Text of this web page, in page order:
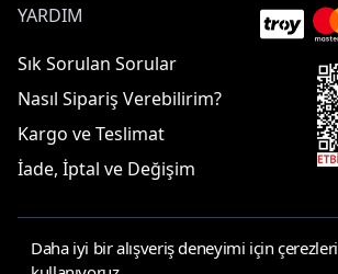
YARDIM
Sık Sorulan Sorular
Nasıl Sipariş Verebilirim?
Kargo ve Teslimat
İade, İptal ve Değişim
© 2025 ElbiseBul -
Daha iyi bir alışveriş deneyimi için çerezleri